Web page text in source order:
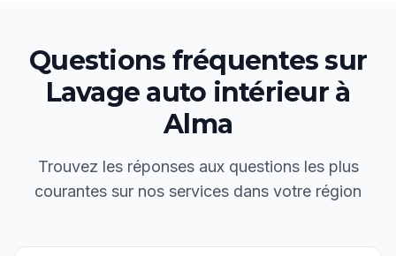
Questions fréquentes sur
Lavage auto intérieurà
Alma
Trouvez les réponses aux questions les plus
courantes sur nos services dans votre région